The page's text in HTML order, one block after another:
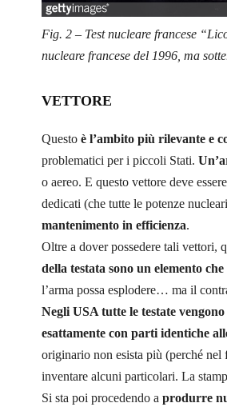
Fig. 2 – Test nucleare francese
nucleare francese del 1996, ma
VETTORE
Questo è l’ambito più rilevante e
problematici per i piccoli Stati.
o aereo. E questo vettore deve
dedicati (che tutte le potenze
mantenimento in efficienza.
Oltre a dover possedere tali vettori,
della testata sono un elemento
l’arma possa esplodere… ma il
Negli USA tutte le testate
esattamente con parti identiche
originario non esista più (perché nel
inventare alcuni particolari. La
Si sta poi procedendo a produrre